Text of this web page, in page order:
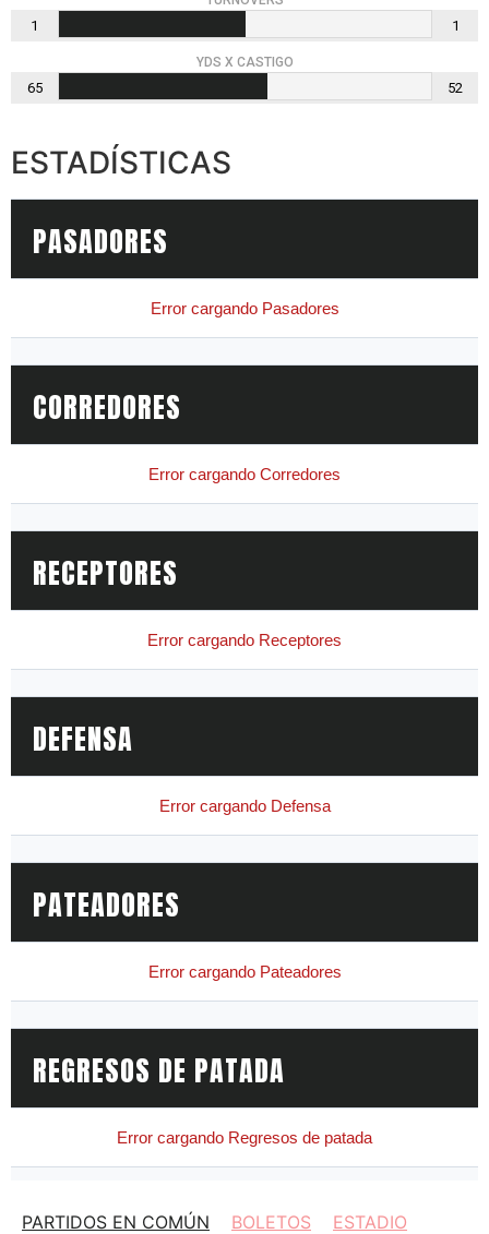
1 1
YDS X CASTIGO
65 52
ESTADÍSTICAS
PARTIDOS EN COMÚN BOLETOS ESTADIO